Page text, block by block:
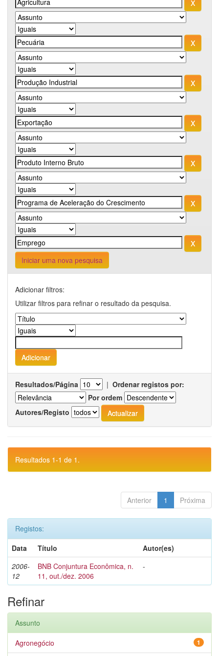
Iniciar uma nova pesquisa
Adicionar filtros:
Utilizar filtros para refinar o resultado da pesquisa.
Resultados/Página | Ordenar registos por:
Por ordem
Autores/Registo
Resultados 1-1 de 1.
Anterior 1 Próxima
Registos:
Data
Título
Autor(es)
2006-
12
BNB Conjuntura Econômica, n.
11, out./dez. 2006
-
Refinar
Assunto
1
Agronegócio